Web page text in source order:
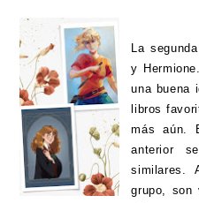
La
y
una buena
libros
más aún.
anterior
similares.
grupo, son